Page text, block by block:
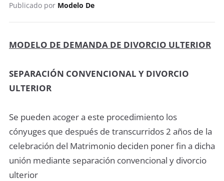
Publicado por Modelo De
MODELO DE DEMANDA DE DIVORCIO ULTERIOR
SEPARACIÓN CONVENCIONAL Y DIVORCIO
ULTERIOR
Se pueden acoger a este procedimiento los
cónyuges que después de transcurridos 2 años de la
celebración del Matrimonio deciden poner fin a dicha
unión mediante separación convencional y divorcio
ulterior